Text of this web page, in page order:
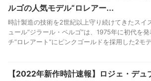
ルゴの人気モデル“ロレアー...
時計製造の技術を2世紀以上守り続けてきたスイ
ュール“ジラール・ペルゴ”は、1975年に初代を
チ“ロレアート”にピンクゴールドを採用した2モ
【2022年新作時計速報】ロジェ・デュ